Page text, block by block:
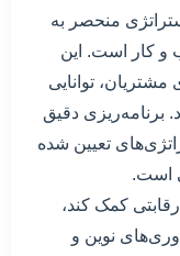
منحصر به
کار است. این
مشتریان، توانایی
برنامه‌ریزی دقیق
تعیین شده
است.
کمک کند،
نوین و